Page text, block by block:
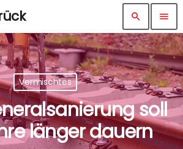
search menu
Vermischtes
soll
länger dauern